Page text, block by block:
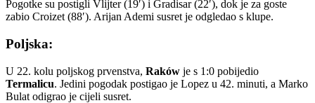
Pogotke su postigli Vlijter (19′) i Gradisar (22′), dok je za goste
zabio Croizet (88′). Arijan Ademi susret je odgledao s klupe.
Poljska:
U 22. kolu poljskog prvenstva, Raków je s 1:0 pobijedio
Termalicu. Jedini pogodak postigao je Lopez u 42. minuti, a Marko
Bulat odigrao je cijeli susret.